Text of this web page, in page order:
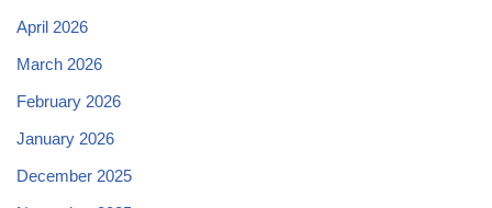
April 2026
March 2026
February 2026
January 2026
December 2025